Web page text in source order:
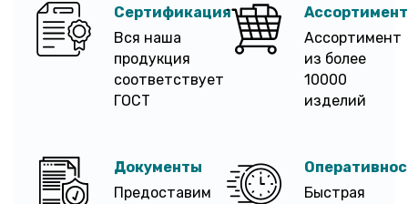
Сертификация
Вся наша
продукция
соответствует
ГОСТ
Ассортимент
Ассортимент
из более
10000
изделий
Документы
Предоставим
Быстрая